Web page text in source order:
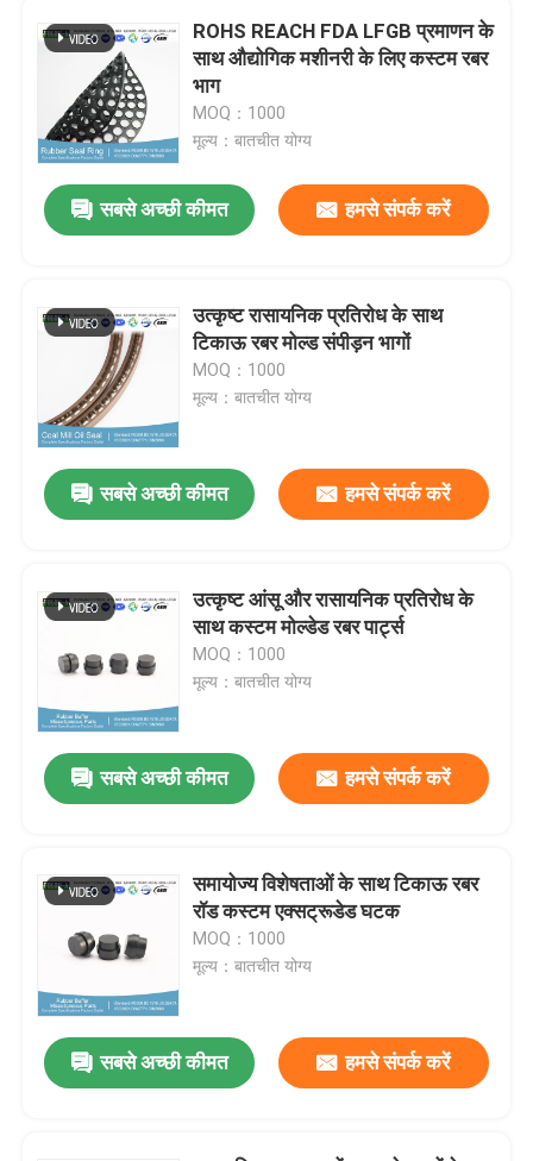
वीडियो
हमारे बारे में
फैक्टरी यात्रा
गुणवत्ता नियंत्रण
हमसे संपर्क करें
समाचार
रबर ओ रिंग्स
एफकेएम ओ रिंग्स
ईपीडीएम ओ रिंग्स
वॉलफॉर्म सील्स
ROHS REACH FDA LFGB प्रमाणन के
साथ औद्योगिक मशीनरी के लिए कस्टम रबर
भाग
MOQ：1000
मूल्य：बातचीत योग्य
सबसे अच्छी कीमत हमसे संपर्क करें
उत्कृष्ट रासायनिक प्रतिरोध के साथ
टिकाऊ रबर मोल्ड संपीड़न भागों
MOQ：1000
मूल्य：बातचीत योग्य
सबसे अच्छी कीमत हमसे संपर्क करें
उत्कृष्ट आंसू और रासायनिक प्रतिरोध के
साथ कस्टम मोल्डेड रबर पार्ट्स
MOQ：1000
मूल्य：बातचीत योग्य
सबसे अच्छी कीमत हमसे संपर्क करें
समायोज्य विशेषताओं के साथ टिकाऊ रबर
रॉड कस्टम एक्सट्रूडेड घटक
MOQ：1000
मूल्य：बातचीत योग्य
सबसे अच्छी कीमत हमसे संपर्क करें